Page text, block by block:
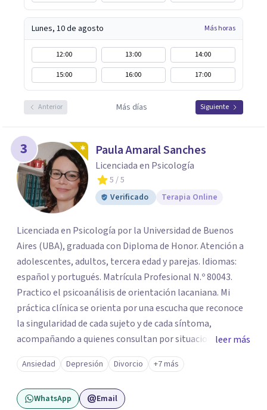
Lunes, 10 de agosto Más horas
12:00 13:00
14:00
15:00
16:00 17:00
Anterior Más días Siguiente
3 Paula Amaral Sanches
Licenciada en Psicología
5 / 5
Verificado
Terapia Online
Licenciada en Psicología por la Universidad de Buenos
Aires (UBA), graduada con Diploma de Honor. Atención a
adolescentes, adultos, tercera edad y parejas. Idiomas:
español y portugués. Matrícula Profesional N.º 80043.
Practico el psicoanálisis de orientación lacaniana. Mi
práctica clínica se orienta por una escucha que reconoce
la singularidad de cada sujeto y de cada síntoma,
acompañando a quienes consultan por situaciones de
angustia, dificultades en los vínculos, inhibiciones,
duelos, crisis vitales, padecimientos subjetivos y otros
modos de malestar. La práctica analítica propone un
espacio de palabra donde cada sujeto pueda interrogar
leer más
Ansiedad Depresión Divorcio +7 más
WhatsApp Email